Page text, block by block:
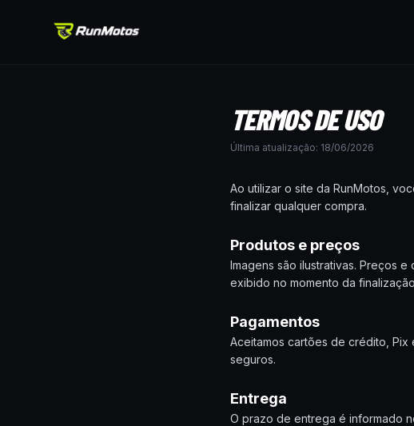
TERMOS DE USO
Última atualização: 18/06/2026
Ao utilizar o site da RunMotos,
finalizar qualquer compra.
Produtos e preços
Imagens são ilustrativas. Preços
exibido no momento da
Pagamentos
Aceitamos cartões de crédito,
seguros.
Entrega
O prazo de entrega é informado